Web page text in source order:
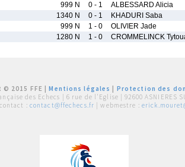
999 N 0 - 1 ALBESSARD Alicia
1340 N 0 - 1 KHADURI Saba
999 N 1 - 0 OLIVIER Jade
1280 N 1 - 0 CROMMELINCK
© 2015 FFE |Mentions légales
Protection des
des Echecs | 6 rue de l'Eglise | 92600 ASNIERES
: contact@ffechecs.fr | webmestre :